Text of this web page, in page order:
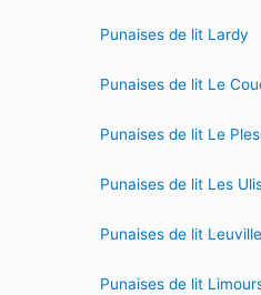
Punaises de lit Lardy
Punaises de lit Le
Punaises de lit Le
Punaises de lit Les
Punaises de lit
Punaises de lit